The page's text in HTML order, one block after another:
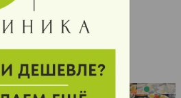
её и нажмите ctrl+enter